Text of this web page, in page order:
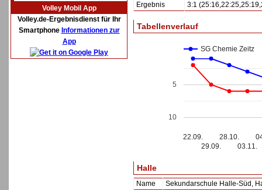
Volley Mobil App
Volley.de-Ergebnisdienst für Ihr
Smartphone Informationen zur
App
Ergebnis
3:1
Tabellenverlauf
SG Chemie Zeitz
22.09.
29.09.
28.10.
03.11.
5
10
Halle
Name
Sekundarschule Halle-Süd,